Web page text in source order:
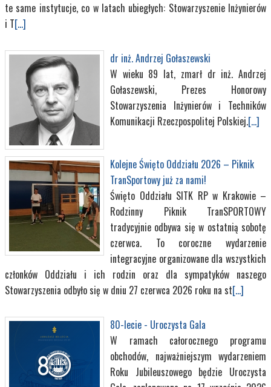
te same instytucje, co w latach ubiegłych: Stowarzyszenie Inżynierów
i T[...]
dr inż. Andrzej Gołaszewski
W wieku 89 lat, zmarł dr inż. Andrzej
Gołaszewski, Prezes Honorowy
Stowarzyszenia Inżynierów i Techników
Komunikacji Rzeczpospolitej Polskiej.[...]
Kolejne Święto Oddziału 2026 – Piknik
TranSportowy już za nami!
Święto Oddziału SITK RP w Krakowie –
Rodzinny Piknik TranSPORTOWY
tradycyjnie odbywa się w ostatnią sobotę
czerwca. To coroczne wydarzenie
integracyjne organizowane dla wszystkich
członków Oddziału i ich rodzin oraz dla sympatyków naszego
Stowarzyszenia odbyło się w dniu 27 czerwca 2026 roku na st[...]
80-lecie - Uroczysta Gala
W ramach całorocznego programu
obchodów, najważniejszym wydarzeniem
Roku Jubileuszowego będzie Uroczysta